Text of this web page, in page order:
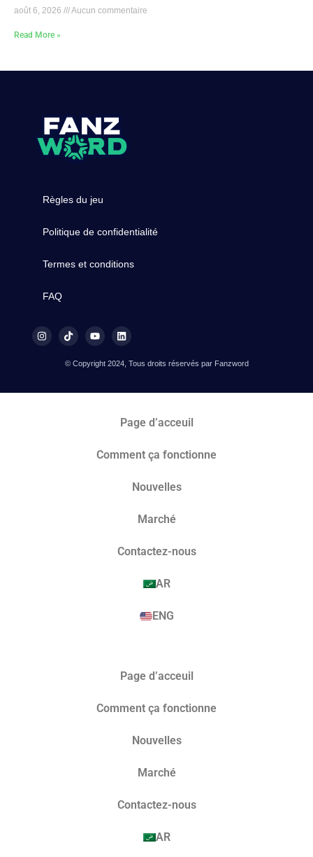
août 6, 2026 Aucun commentaire
Read More »
Règles du jeu
Politique de confidentialité
Termes et conditions
FAQ
© Copyright 2024, Tous droits réservés par Fanzword
Page d’acceuil
Comment ça fonctionne
Nouvelles
Marché​
Contactez-nous
AR
ENG
Page d’acceuil
Comment ça fonctionne
Nouvelles
Marché​
Contactez-nous
AR